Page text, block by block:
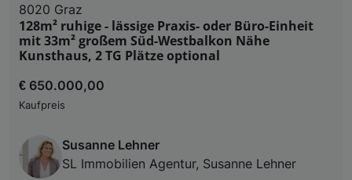
8020 Graz
128m² ruhige - lässige Praxis- oder Büro-Einheit
mit 33m² großem Süd-Westbalkon Nähe
Kunsthaus, 2 TG Plätze optional
€ 650.000,00
Kaufpreis
Susanne Lehner
SL Immobilien Agentur, Susanne Lehner